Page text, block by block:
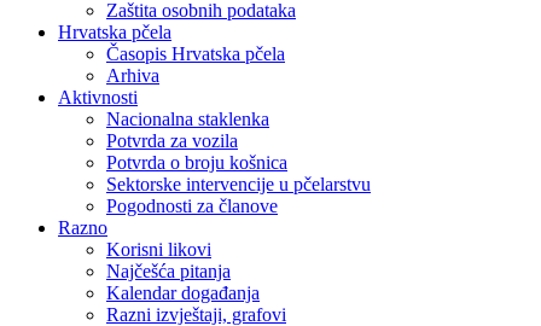
Zaštita osobnih podataka
Hrvatska pčela
Časopis Hrvatska pčela
Arhiva
Aktivnosti
Nacionalna staklenka
Potvrda za vozila
Potvrda o broju košnica
Sektorske intervencije u pčelarstvu
Pogodnosti za članove
Razno
Korisni likovi
Najčešća pitanja
Kalendar događanja
Razni izvještaji, grafovi